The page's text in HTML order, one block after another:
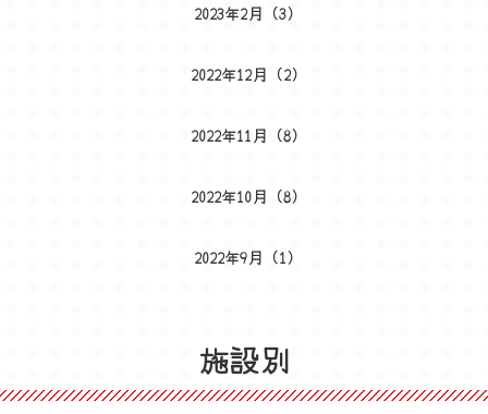
2023年2月 (3)
2022年12月 (2)
2022年11月 (8)
2022年10月 (8)
2022年9月 (1)
施設別